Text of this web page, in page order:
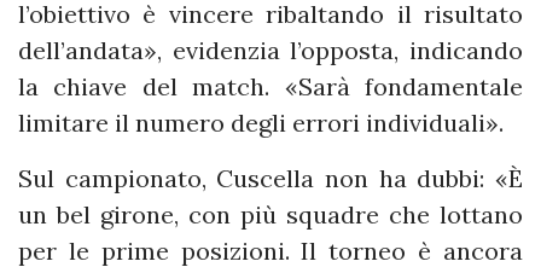
l’obiettivo è vincere ribaltando il risultato
dell’andata», evidenzia l’opposta, indicando
la chiave del match. «Sarà fondamentale
limitare il numero degli errori individuali».
Sul campionato, Cuscella non ha dubbi: «È
un bel girone, con più squadre che lottano
per le prime posizioni. Il torneo è ancora